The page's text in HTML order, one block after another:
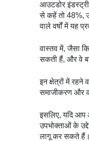
आउटडोर
से कहें तो 48%,
वाले वर्षों में यह
वास्तव में, जैसा कि
सकती हैं, और वे बड़े
इन क्षेत्रों में रहने
समाजीकरण और
इसलिए, यदि आप
उपभोक्ताओं के
लागू कर सकते हैं।